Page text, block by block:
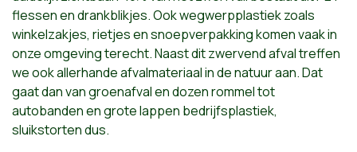
flessen en drankblikjes. Ook wegwerpplastiek zoals
winkelzakjes, rietjes en snoepverpakking komen vaak in
onze omgeving terecht. Naast dit zwervend afval treffen
we ook allerhande afvalmateriaal in de natuur aan. Dat
gaat dan van groenafval en dozen rommel tot
autobanden en grote lappen bedrijfsplastiek,
sluikstorten dus.